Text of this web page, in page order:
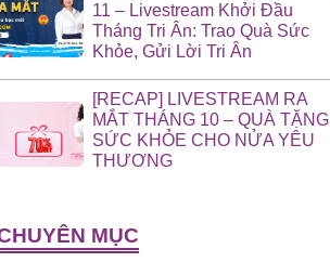
11 – Livestream Khởi Đầu
Tháng Tri Ân: Trao Quà Sức
Khỏe, Gửi Lời Tri Ân
[RECAP] LIVESTREAM RA
MẮT THÁNG 10 – QUÀ TẶNG
SỨC KHỎE CHO NỬA YÊU
THƯƠNG
MỤC